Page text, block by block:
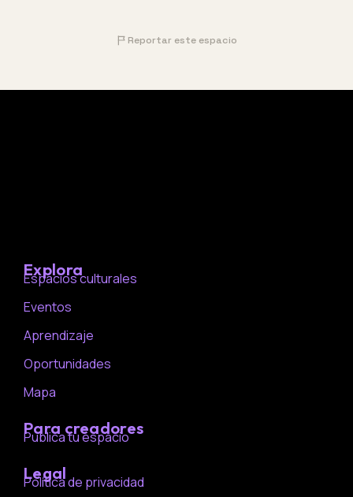
Reportar este espacio
Explora
Espacios culturales
Eventos
Aprendizaje
Oportunidades
Mapa
Para creadores
Publica tu espacio
Legal
Política de privacidad